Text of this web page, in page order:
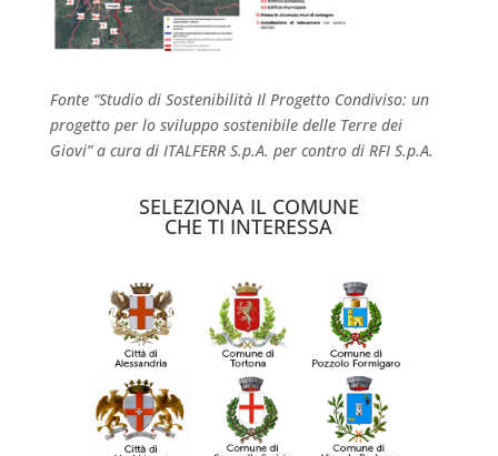
Fonte “Studio di Sostenibilità Il Progetto Condiviso: un
progetto per lo sviluppo sostenibile delle Terre dei
Giovi” a cura di ITALFERR S.p.A. per contro di RFI S.p.A.
SELEZIONA IL COMUNE
CHE TI INTERESSA